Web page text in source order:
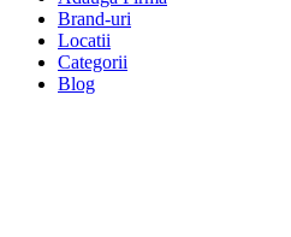
Brand-uri
Locatii
Categorii
Blog